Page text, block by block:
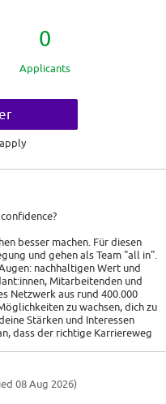
0
Applicants
besser machen. Für diesen
und gehen als Team "all in".
nachhaltigen Wert und
Mitarbeitenden und
Netzwerk aus rund 400.000
zu wachsen, dich zu
Stärken und Interessen
dass der richtige Karriereweg
spielst du eine
08 Aug 2026)